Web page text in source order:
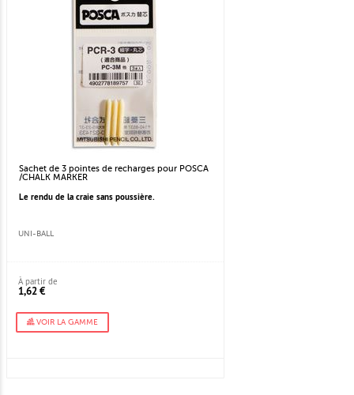
Sachet de 3 pointes de recharges pour POSCA
/CHALK MARKER
Le rendu de la craie sans poussière.
UNI-BALL
À partir de
1,62 €
VOIR LA GAMME